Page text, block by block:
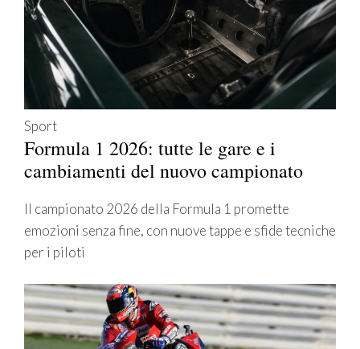
Sport
Formula 1 2026: tutte le gare e i
cambiamenti del nuovo campionato
Il campionato 2026 della Formula 1 promette
emozioni senza fine, con nuove tappe e sfide tecniche
per i piloti